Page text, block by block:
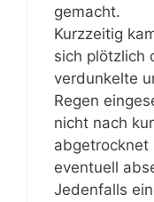
gemacht.
Kurzzeitig
sich plötzlich
verdunkelte
Regen
nicht nach
abgetrocknet
eventuell
Jedenfalls